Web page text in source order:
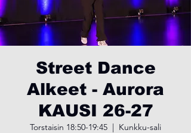
Street Dance
Alkeet - Aurora
KAUSI 26-27
Torstaisin 18:50-19:45
  |
Kunkku-sali